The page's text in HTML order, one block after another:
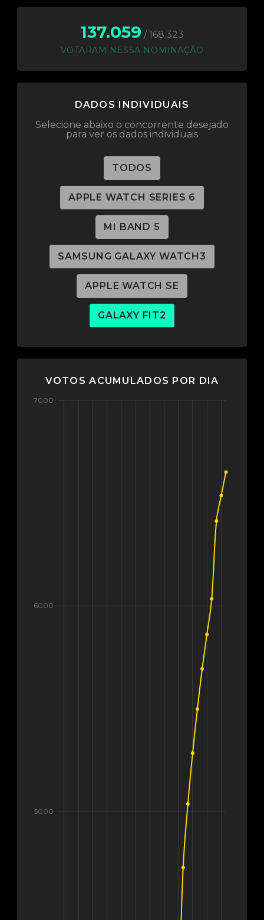
137.059 / 168.323
VOTARAM NESSA NOMINAÇÃO
DADOS INDIVIDUAIS
Selecione abaixo o concorrente desejado
para ver os dados individuais
TODOS
APPLE WATCH SERIES 6
MI BAND 5
SAMSUNG GALAXY WATCH3
APPLE WATCH SE
GALAXY FIT2
VOTOS ACUMULADOS POR DIA